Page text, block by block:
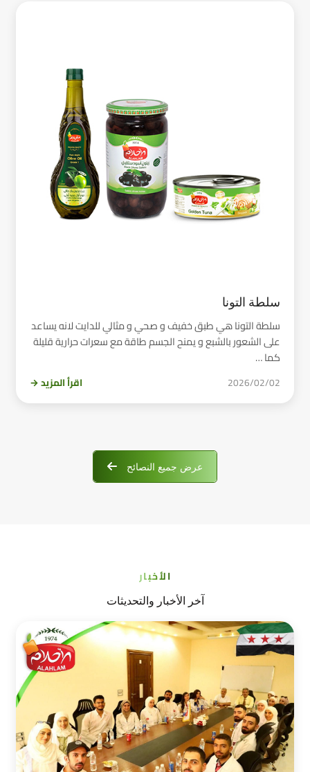
سلطة التونا
سلطة التونا هي طبق خفيف و صحي و مثالي للدايت لانه يساعد
على الشعور بالشبع و يمنح الجسم طاقة مع سعرات حرارية قليلة
كما …
2026/02/02 اقرأ المزيد →
عرض جميع النصائح
الأخبار
آخر الأخبار والتحديثات